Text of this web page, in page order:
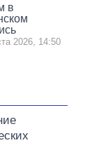
в
2026, 14:50